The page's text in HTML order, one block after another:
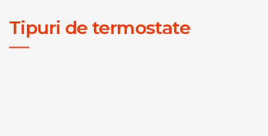
Tipuri de termostate